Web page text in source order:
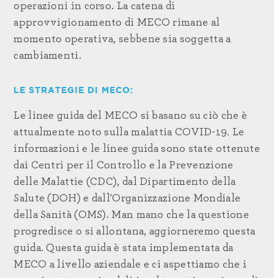
operazioni in corso. La catena di
approvvigionamento di MECO rimane al
momento operativa, sebbene sia soggetta a
cambiamenti.
LE STRATEGIE DI MECO:
Le linee guida del MECO si basano su ciò che è
attualmente noto sulla malattia COVID-19. Le
informazioni e le linee guida sono state ottenute
dai Centri per il Controllo e la Prevenzione
delle Malattie (CDC), dal Dipartimento della
Salute (DOH) e dall'Organizzazione Mondiale
della Sanità (OMS). Man mano che la questione
progredisce o si allontana, aggiorneremo questa
guida. Questa guida è stata implementata da
MECO a livello aziendale e ci aspettiamo che i